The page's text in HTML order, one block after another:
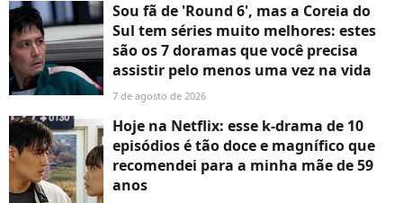
Sou fã de 'Round 6', mas a Coreia do
Sul tem séries muito melhores: estes
são os 7 doramas que você precisa
assistir pelo menos uma vez na vida
7 de agosto de 2026
Hoje na Netflix: esse k-drama de 10
episódios é tão doce e magnífico que
recomendei para a minha mãe de 59
anos